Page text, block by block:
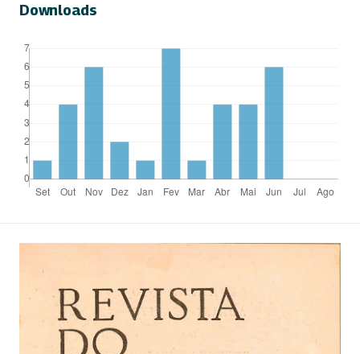
Downloads